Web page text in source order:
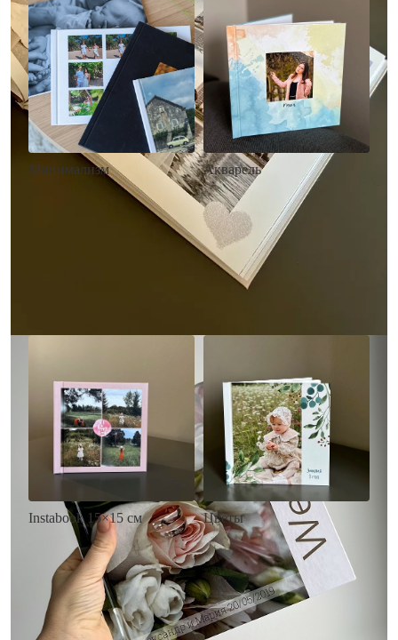
Минимализм Акварель
• Декор в стиле
акварельных красок
• Выбор цвета фона
• Загрузка фото и текста
Заказать
Instabook 15×15 см
• Декор на выбор
• Выбор цвета фона
• Загрузка фото и текста
Заказать
Цветы
• Декор цветы
• Выбор цвета фона
• Загрузка фото и текста
Заказать